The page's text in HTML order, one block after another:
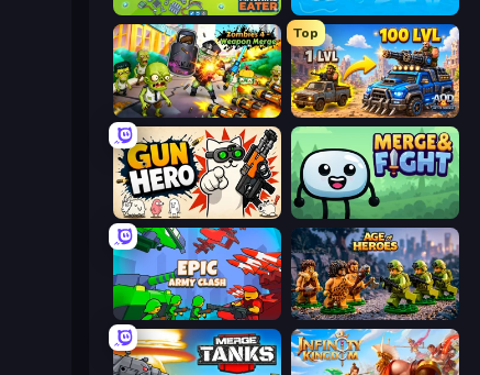
Machine Eater War Sea
Zombies 4 Weapon Merge
Top
AOD - Art Of Defense
Gun Hero: Cat Survival Merge & Fight
Epic Army Clash Age of Heroes